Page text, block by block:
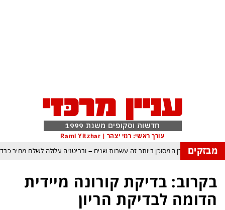
חדשות וסקופים משנת 1999
עורך ראשי: רמי יצהר | Rami Yitzhar
מבזקים
נכנס לעידן המסוכן ביותר זה עשרות שנים – ובריטניה עלולה לשלם מחיר
מי היה מאמין שבאר שבע תנצח את הכוכב האדום?
ומיירטים להגנה – טראמפ נשאר רק עם ציוצי האיום המגוחכים שלא מזיזים
בקרוב: בדיקת קורונה מיידית
הדומה לבדיקת הריון